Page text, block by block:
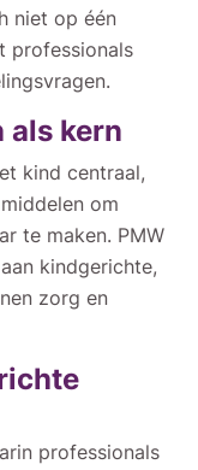
niet op één
professionals
als kern
kind centraal,
om
te maken. PMW
kindgerichte,
zorg en
professionals